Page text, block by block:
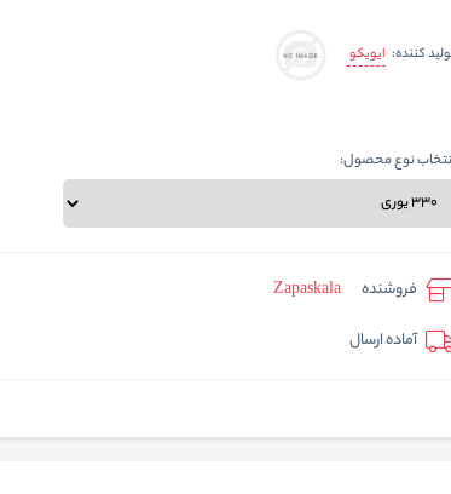
کننده: ایویکو
نوع محصول:
فروشنده
Zapaskala
آماده ارسال